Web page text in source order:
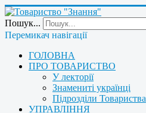
Пошук...
Перемикач навігації
ГОЛОВНА
ПРО ТОВАРИСТВО
У лекторії
Знамениті українці
Підрозділи Товариства
УПРАВЛІННЯ